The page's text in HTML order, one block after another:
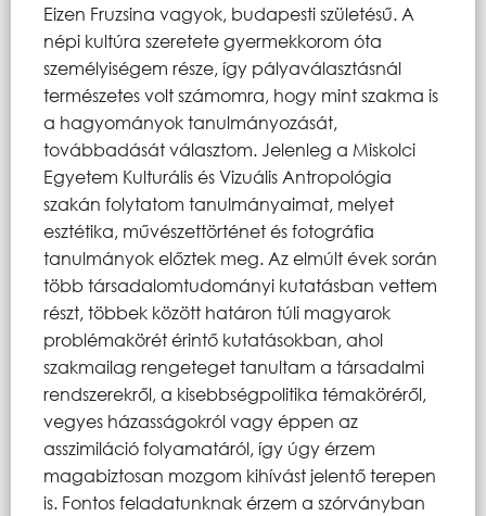
Eizen Fruzsina vagyok, budapesti születésű. A
népi kultúra szeretete gyermekkorom óta
személyiségem része, így pályaválasztásnál
természetes volt számomra, hogy mint szakma is
a hagyományok tanulmányozását,
továbbadását választom. Jelenleg a Miskolci
Egyetem Kulturális és Vizuális Antropológia
szakán folytatom tanulmányaimat, melyet
esztétika, művészettörténet és fotográfia
tanulmányok előztek meg. Az elmúlt évek során
több társadalomtudományi kutatásban vettem
részt, többek között határon túli magyarok
problémakörét érintő kutatásokban, ahol
szakmailag rengeteget tanultam a társadalmi
rendszerekről, a kisebbségpolitika témaköréről,
vegyes házasságokról vagy éppen az
asszimiláció folyamatáról, így úgy érzem
magabiztosan mozgom kihívást jelentő terepen
is. Fontos feladatunknak érzem a szórványban